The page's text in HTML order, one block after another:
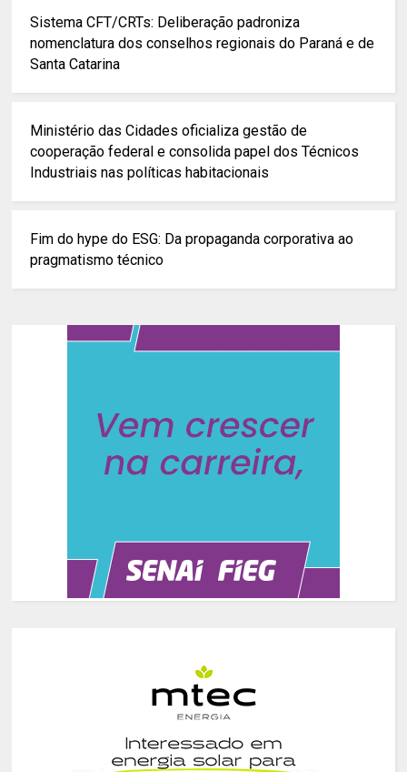
Sistema CFT/CRTs: Deliberação padroniza
nomenclatura dos conselhos regionais do Paraná e de
Santa Catarina
Ministério das Cidades oficializa gestão de
cooperação federal e consolida papel dos Técnicos
Industriais nas políticas habitacionais
Fim do hype do ESG: Da propaganda corporativa ao
pragmatismo técnico